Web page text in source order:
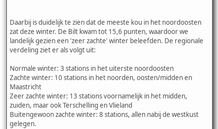
Daarbij is duidelijk te zien dat de meeste kou in het noordoosten
zat deze winter. De Bilt kwam tot 15,6 punten, waardoor we
landelijk gezien een 'zeer zachte' winter beleefden. De regionale
verdeling ziet er als volgt uit:
Normale winter: 3 stations in het uiterste noordoosten
Zachte winter: 10 stations in het noorden, oosten/midden en
Maastricht
Zeer zachte winter: 13 stations voornamelijk in het midden,
zuiden, maar ook Terschelling en Vlieland
Buitengewoon zachte winter: 8 stations, allen nabij de westkust
gelegen.